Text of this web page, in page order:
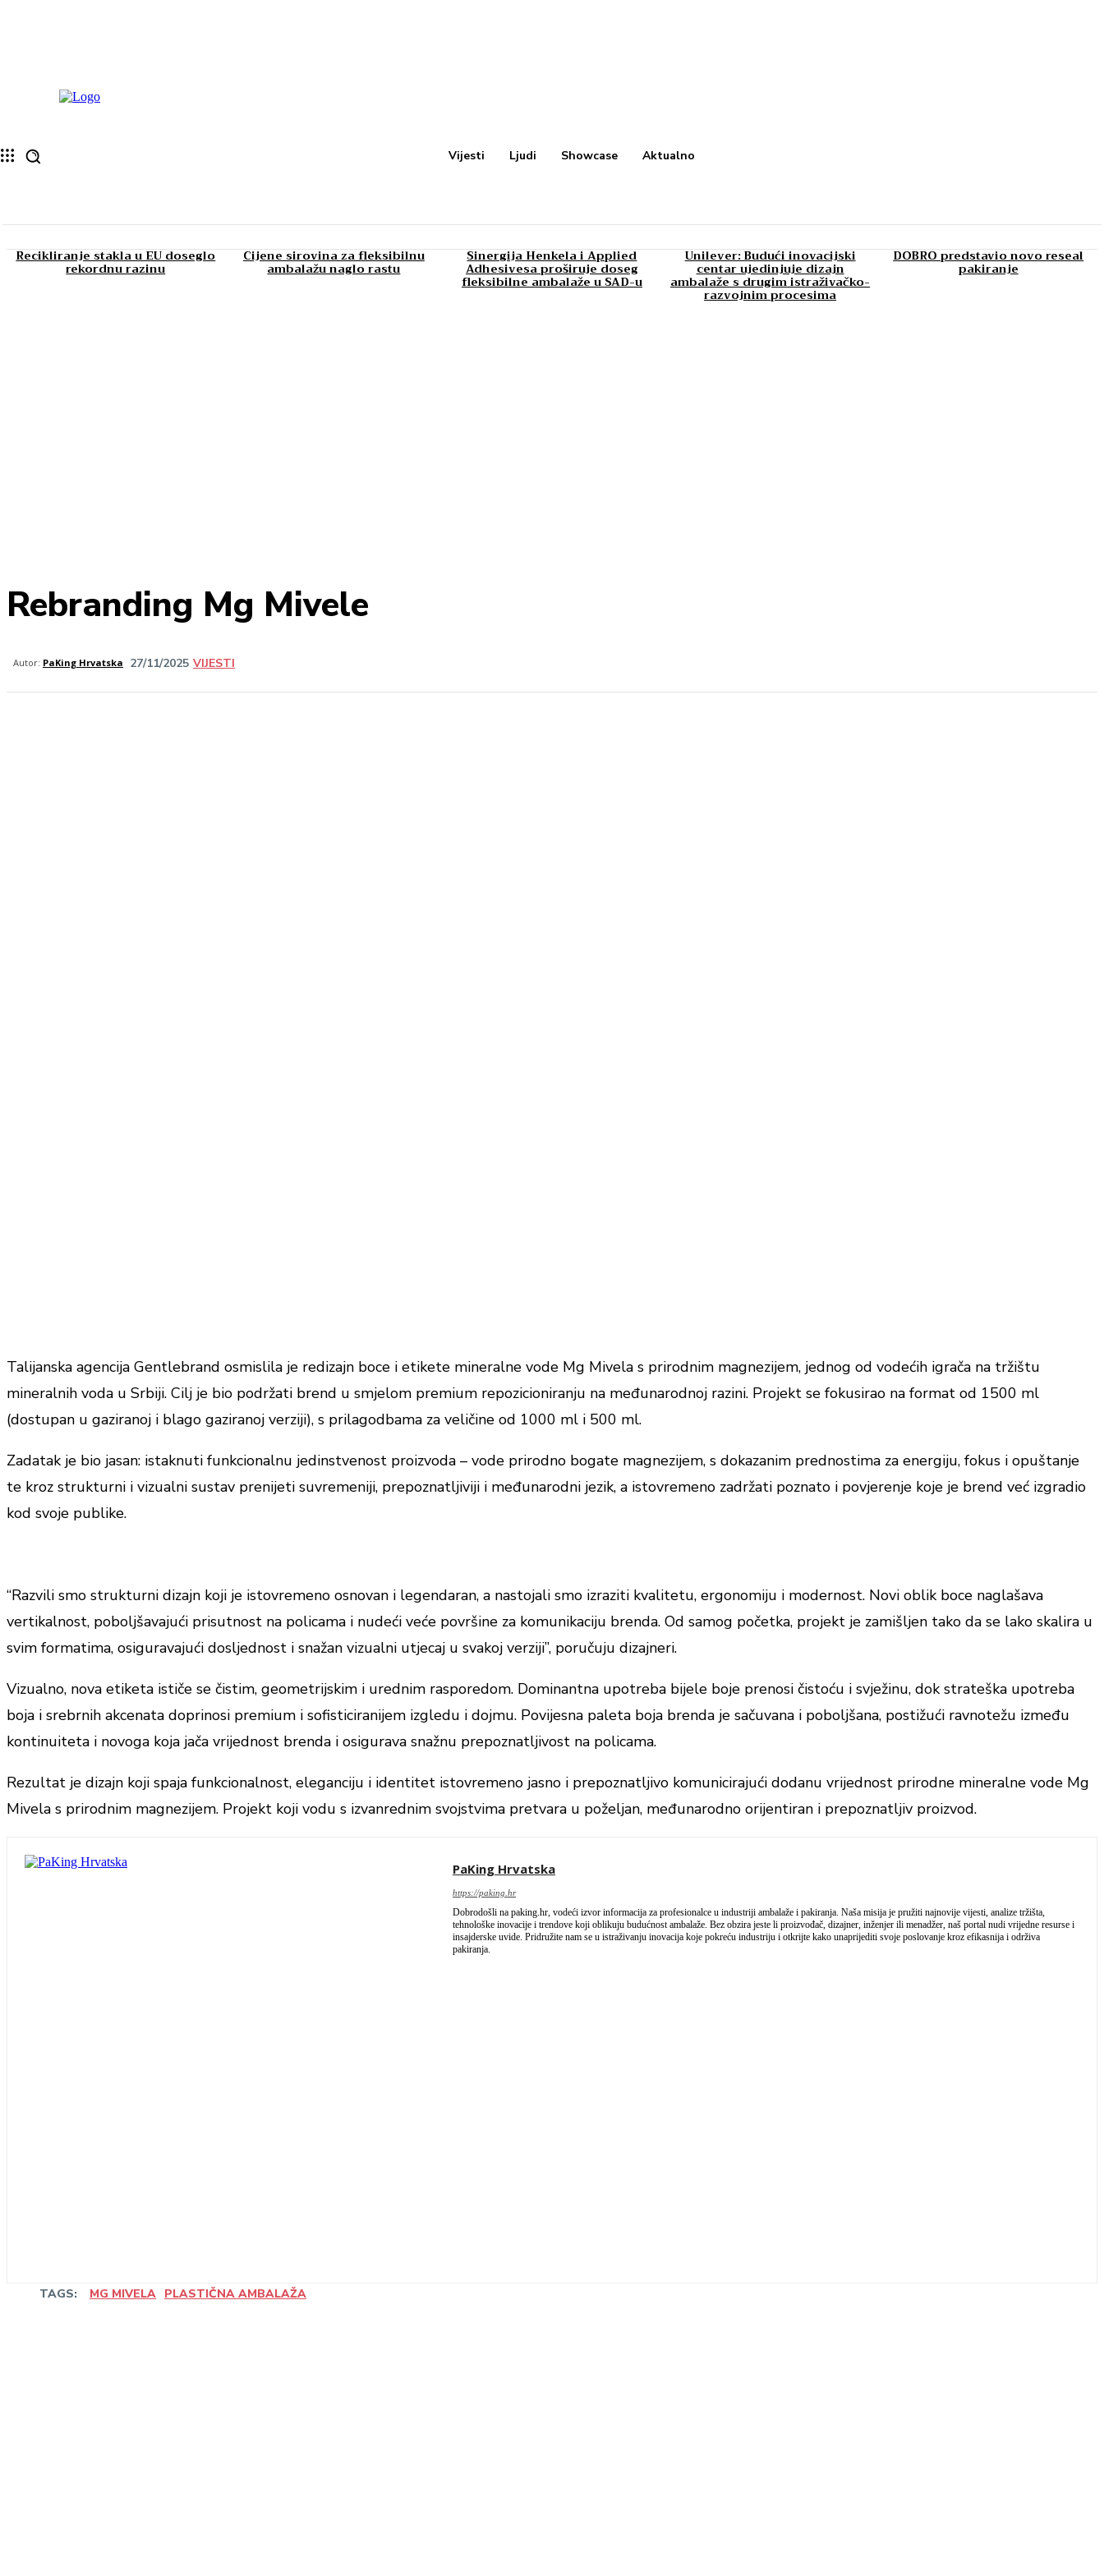
Vijesti Ljudi Showcase Aktualno
Recikliranje stakla u EU doseglo
rekordnu razinu
Cijene sirovina za fleksibilnu
ambalažu naglo rastu
Sinergija Henkela i Applied
Adhesivesa proširuje doseg
fleksibilne ambalaže u SAD-u
Unilever: Budući inovacijski
centar ujedinjuje dizajn
ambalaže s drugim istraživačko-
razvojnim procesima
DOBRO predstavio novo reseal
pakiranje
Rebranding Mg Mivele
Autor: PaKing Hrvatska 27/11/2025 VIJESTI
Talijanska agencija Gentlebrand osmislila je redizajn boce i etikete mineralne vode Mg Mivela s prirodnim magnezijem, jednog od vodećih igrača na tržištu
mineralnih voda u Srbiji. Cilj je bio podržati brend u smjelom premium repozicioniranju na međunarodnoj razini. Projekt se fokusirao na format od 1500 ml
(dostupan u gaziranoj i blago gaziranoj verziji), s prilagodbama za veličine od 1000 ml i 500 ml.
Zadatak je bio jasan: istaknuti funkcionalnu jedinstvenost proizvoda – vode prirodno bogate magnezijem, s dokazanim prednostima za energiju, fokus i opuštanje
te kroz strukturni i vizualni sustav prenijeti suvremeniji, prepoznatljiviji i međunarodni jezik, a istovremeno zadržati poznato i povjerenje koje je brend već izgradio
kod svoje publike.
“Razvili smo strukturni dizajn koji je istovremeno osnovan i legendaran, a nastojali smo izraziti kvalitetu, ergonomiju i modernost. Novi oblik boce naglašava
vertikalnost, poboljšavajući prisutnost na policama i nudeći veće površine za komunikaciju brenda. Od samog početka, projekt je zamišljen tako da se lako skalira u
svim formatima, osiguravajući dosljednost i snažan vizualni utjecaj u svakoj verziji”, poručuju dizajneri.
Vizualno, nova etiketa ističe se čistim, geometrijskim i urednim rasporedom. Dominantna upotreba bijele boje prenosi čistoću i svježinu, dok strateška upotreba
boja i srebrnih akcenata doprinosi premium i sofisticiranijem izgledu i dojmu. Povijesna paleta boja brenda je sačuvana i poboljšana, postižući ravnotežu između
kontinuiteta i novoga koja jača vrijednost brenda i osigurava snažnu prepoznatljivost na policama.
Rezultat je dizajn koji spaja funkcionalnost, eleganciju i identitet istovremeno jasno i prepoznatljivo komunicirajući dodanu vrijednost prirodne mineralne vode Mg
Mivela s prirodnim magnezijem. Projekt koji vodu s izvanrednim svojstvima pretvara u poželjan, međunarodno orijentiran i prepoznatljiv proizvod.
PaKing Hrvatska
https://paking.hr
Dobrodošli na paking.hr, vodeći izvor informacija za profesionalce u industriji ambalaže i pakiranja. Naša misija je pružiti najnovije vijesti, analize tržišta,
tehnološke inovacije i trendove koji oblikuju budućnost ambalaže. Bez obzira jeste li proizvođač, dizajner, inženjer ili menadžer, naš portal nudi vrijedne resurse i
insajderske uvide. Pridružite nam se u istraživanju inovacija koje pokreću industriju i otkrijte kako unaprijediti svoje poslovanje kroz efikasnija i održiva
pakiranja.
TAGS: MG MIVELA PLASTIČNA AMBALAŽA